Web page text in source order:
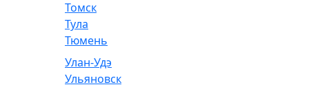
Томск
Тула
Тюмень
Улан-Удэ
Ульяновск